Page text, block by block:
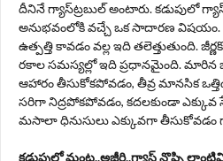
దీనినే గ్యాస్‌ట్రబుల్‌ అంటారు. కడుపులో
అనుభవంలోకి వచ్చే ఒక సాదారణ విషయం.
ఉత్పత్తి కావడం వల్ల ఇది తలెత్తుతుంది.
రకాల సమస్యల్లో ఇది ప్రధానమైంది. మారిన
ఆహారం తీసుకోకపోవడం, తీవ్ర మానసిక
సరిగా నిద్రపోకపోవడం, కదలకుండా
మసాలా ధినుసులు ఎక్కువగా తీసుకోవడం
కడుపులో మంట..అజీర్తి..గ్యాస్ నొప్పి